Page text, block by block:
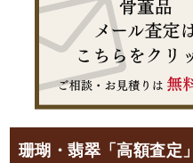
珊瑚・翡翠「高額査定